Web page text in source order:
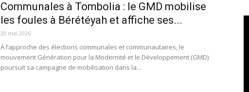
Communales à Tombolia : le GMD mobilise
les foules à Bérétéyah et affiche ses...
20 mai 2026
À l’approche des élections communales et communautaires, le
mouvement Génération pour la Modernité et le Développement (GMD)
poursuit sa campagne de mobilisation dans la...